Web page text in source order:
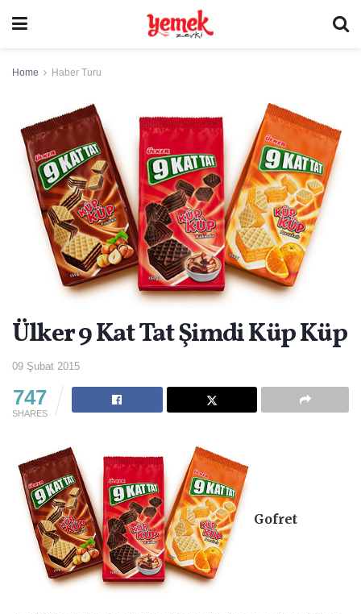
Home Haber Turu
Ülker 9 Kat Tat Şimdi Küp Küp
09 Şubat 2015
747
SHARES
Gofret